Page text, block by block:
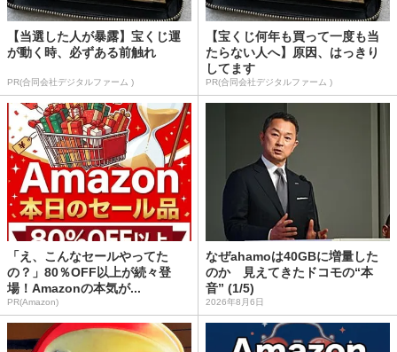
【当選した人が暴露】宝くじ運
が動く時、必ずある前触れ
PR(合同会社デジタルファーム )
【宝くじ何年も買って一度も当
たらない人へ】原因、はっきり
してます
PR(合同会社デジタルファーム )
「え、こんなセールやってた
の？」80％OFF以上が続々登
場！Amazonの本気が...
PR(Amazon)
なぜahamoは40GBに増量した
のか 見えてきたドコモの“本
音” (1/5)
2026年8月6日